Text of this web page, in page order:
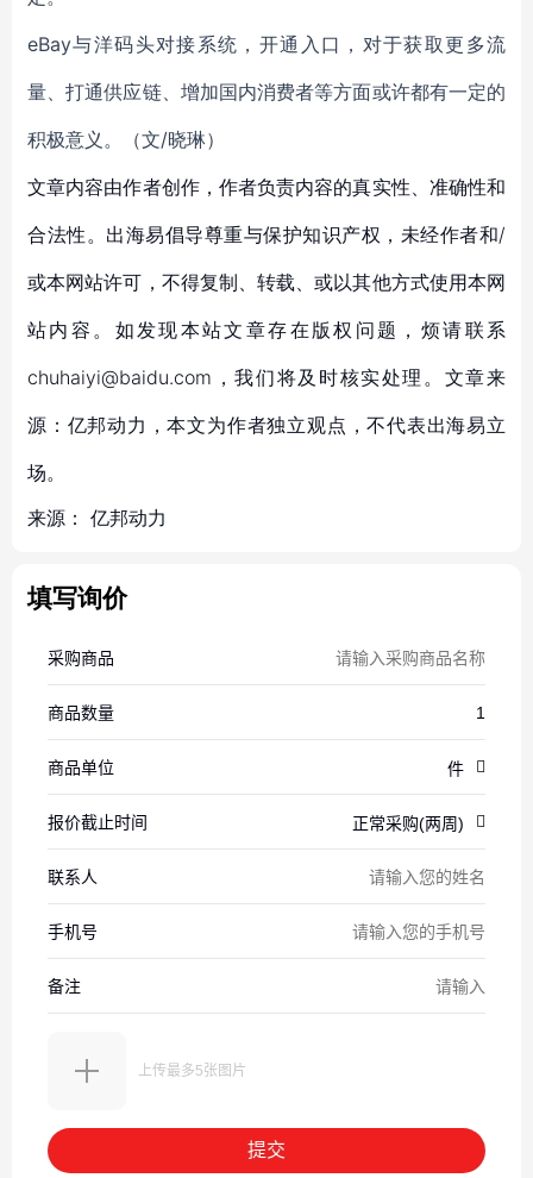
eBay与洋码头对接系统，开通入口，对于获取更多流
量、打通供应链、增加国内消费者等方面或许都有一定的
积极意义。（文/晓琳）
文章内容由作者创作，作者负责内容的真实性、准确性和
合法性。出海易倡导尊重与保护知识产权，未经作者和/
或本网站许可，不得复制、转载、或以其他方式使用本网
站内容。如发现本站文章存在版权问题，烦请联系
chuhaiyi@baidu.com，我们将及时核实处理。文章来
源：亿邦动力，本文为作者独立观点，不代表出海易立
场。
来源： 亿邦动力
填写询价